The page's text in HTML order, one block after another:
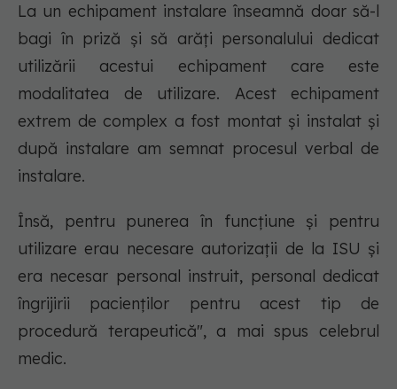
La un echipament instalare înseamnă doar să-l
bagi în priză și să arăți personalului dedicat
utilizării acestui echipament care este
modalitatea de utilizare. Acest echipament
extrem de complex a fost montat și instalat și
după instalare am semnat procesul verbal de
instalare.
Însă, pentru punerea în funcțiune și pentru
utilizare erau necesare autorizații de la ISU și
era necesar personal instruit, personal dedicat
îngrijirii pacienților pentru acest tip de
procedură terapeutică", a mai spus celebrul
medic.